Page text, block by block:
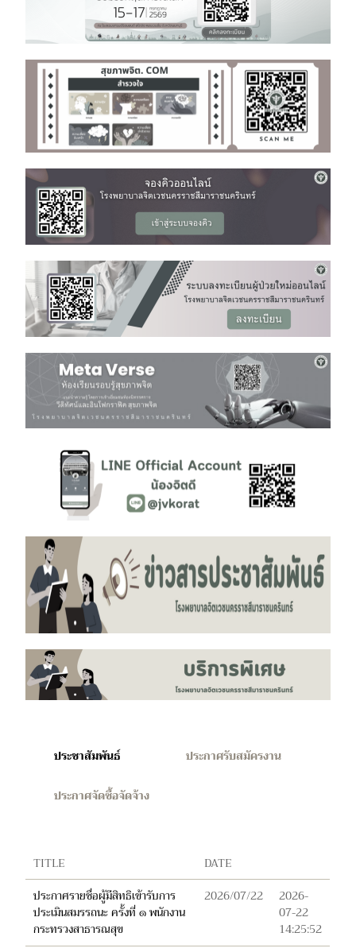
ประชาสัมพันธ์ ประกาศรับสมัครงาน
ประกาศจัดซื้อจัดจ้าง
TITLE
DATE
ประกาศรายชื่อผู้มีสิทธิเข้ารับการ
ประเมินสมรรถนะ ครั้งที่ ๑ พนักงาน
กระทรวงสาธารณสุข
2026/07/22
2026-
07-22
14:25:52